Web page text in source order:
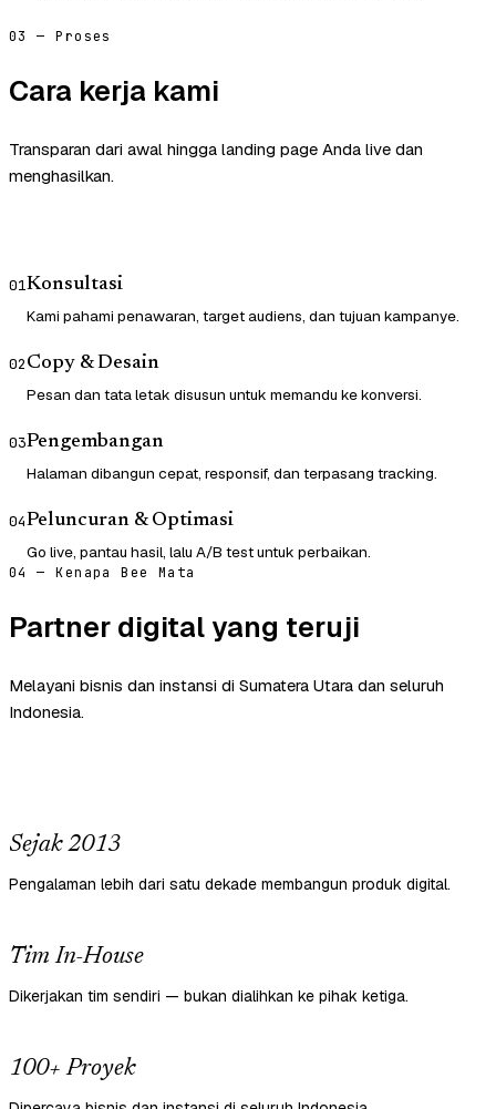
03 — Proses
Cara kerja kami
Transparan dari awal hingga landing page Anda live dan
menghasilkan.
01Konsultasi
Kami pahami penawaran, target audiens, dan tujuan kampanye.
02Copy & Desain
Pesan dan tata letak disusun untuk memandu ke konversi.
03Pengembangan
Halaman dibangun cepat, responsif, dan terpasang tracking.
04Peluncuran & Optimasi
Go live, pantau hasil, lalu A/B test untuk perbaikan.
04 — Kenapa Bee Mata
Partner digital yang teruji
Melayani bisnis dan instansi di Sumatera Utara dan seluruh
Indonesia.
Sejak 2013
Pengalaman lebih dari satu dekade membangun produk digital.
Tim In-House
Dikerjakan tim sendiri — bukan dialihkan ke pihak ketiga.
100+ Proyek